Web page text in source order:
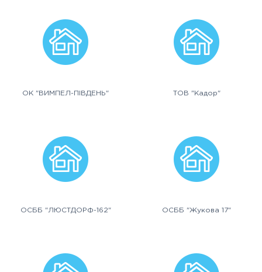
ОК "ВИМПЕЛ-ПІВДЕНЬ" ТОВ "Кадор"
ОСББ "ЛЮСТДОРФ-162" ОСББ "Жукова 17"